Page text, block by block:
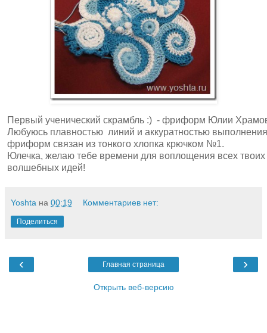
Первый ученический скрамбль :) - фриформ Юлии
Любуюсь плавностью линий и аккуратностью
фриформ связан из тонкого хлопка крючком №1.
Юлечка, желаю тебе времени для воплощения всех твоих
волшебных идей!
Yoshta на 00:19 Комментариев нет:
Поделиться
‹ ›
Главная страница
Открыть веб-версию